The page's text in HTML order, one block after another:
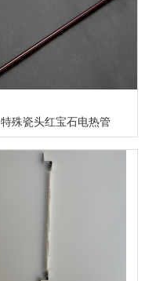
特殊瓷头红宝石电热管